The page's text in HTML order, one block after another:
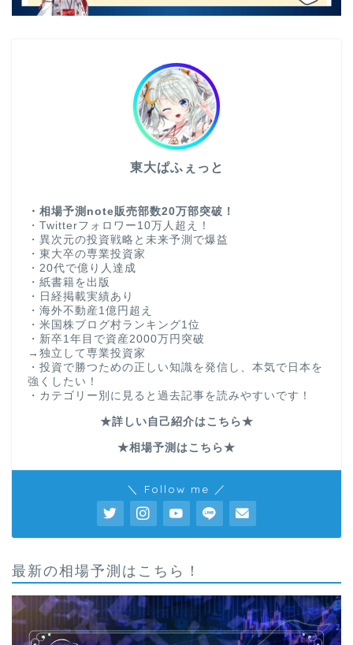
東大ぱふぇっと
・相場予測note販売部数20万部突破！
・Twitterフォロワー10万人超え！
・異次元の投資戦略と未来予測で爆益
・東大卒の専業投資家
・20代で億り人達成
・紙書籍を出版
・日経掲載実績あり
・海外不動産1億円超え
・米国株ブログ村ランキング1位
・新卒1年目で資産2000万円突破
→独立して専業投資家
・投資で勝つための正しい知識を発信し、本気で日本を
強くしたい！
・カテゴリー別に見ると過去記事を読みやすいです！
★詳しい自己紹介はこちら★
★相場予測はこちら★
＼ Follow me ／
最新の相場予測はこちら！